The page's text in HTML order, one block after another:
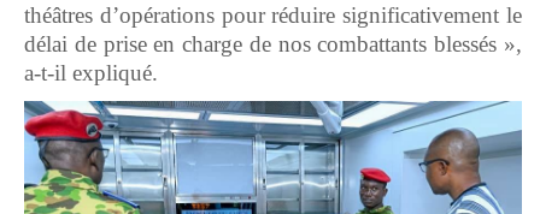
théâtres d’opérations pour réduire significativement le
délai de prise en charge de nos combattants blessés »,
a-t-il expliqué.